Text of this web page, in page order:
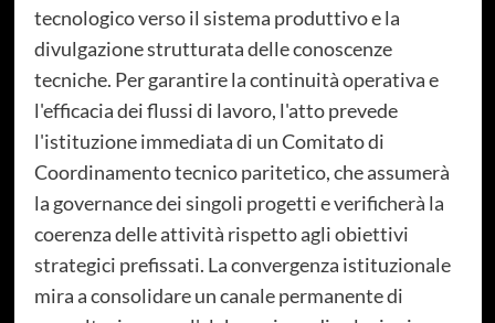
tecnologico verso il sistema produttivo e la
divulgazione strutturata delle conoscenze
tecniche. Per garantire la continuità operativa e
l'efficacia dei flussi di lavoro, l'atto prevede
l'istituzione immediata di un Comitato di
Coordinamento tecnico paritetico, che assumerà
la governance dei singoli progetti e verificherà la
coerenza delle attività rispetto agli obiettivi
strategici prefissati. La convergenza istituzionale
mira a consolidare un canale permanente di